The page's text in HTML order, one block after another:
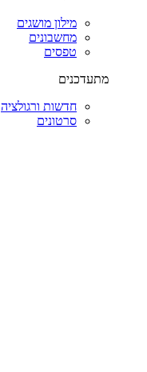
מילון מושגים
מחשבונים
טפסים
מתעדכנים
חדשות ורגולציה
סרטונים